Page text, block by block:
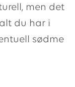
men det
du har i
sødme